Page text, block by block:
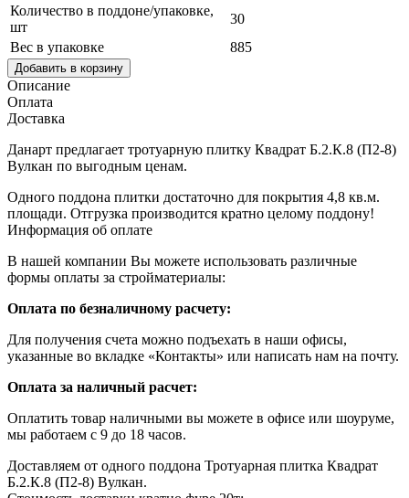
Количество в поддоне/упаковке,
шт
30
Вес в упаковке
885
Добавить в корзину
Описание
Оплата
Доставка
Данарт предлагает тротуарную плитку Квадрат Б.2.К.8 (П2-8)
Вулкан по выгодным ценам.
Одного поддона плитки достаточно для покрытия 4,8 кв.м.
площади. Отгрузка производится кратно целому поддону!
Информация об оплате
В нашей компании Вы можете использовать различные
формы оплаты за стройматериалы:
Оплата по безналичному расчету:
Для получения счета можно подъехать в наши офисы,
указанные во вкладке «Контакты» или написать нам на почту.
Оплата за наличный расчет:
Оплатить товар наличными вы можете в офисе или шоуруме,
мы работаем с 9 до 18 часов.
Доставляем от одного поддона Тротуарная плитка Квадрат
Б.2.К.8 (П2-8) Вулкан.